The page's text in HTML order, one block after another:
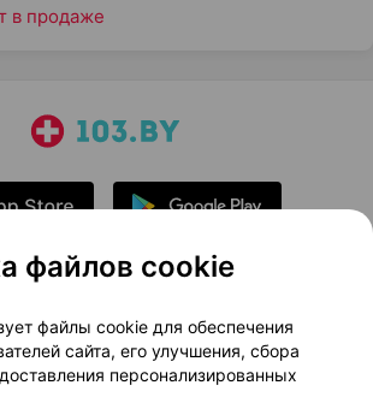
в продаже
Новости проекта
рекламы
Медицинский маркетинг
договор
Доставка
файлов cookie
файлы cookie для обеспечения
сайта, его улучшения, сбора
персонализированных